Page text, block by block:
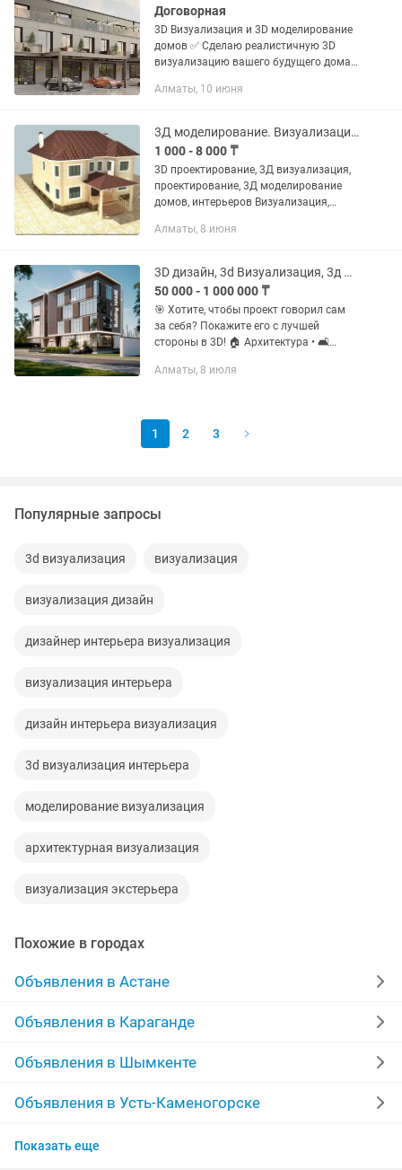
Договорная
3D Визуализация и 3D моделирование
домов ✅ Сделаю реалистичную 3D
визуализацию вашего будущего дома.
фото. ✅ Помогу «увидеть» проект до
Алматы, 10 июня
3Д моделирование. Визуализация.
1 000 - 8 000 ₸
3D проектирование, 3Д визуализация,
проектирование, 3Д моделирование
домов, интерьеров Визуализация,
кафе, ресторана, бутиков, магазинов,
Алматы, 8 июня
3D дизайн, 3d Визуализация, 3д Визуализатор
50 000 - 1 000 000 ₸
🎯 Хотите, чтобы проект говорил сам
за себя? Покажите его с лучшей
стороны в 3D! 🏠 Архитектура • 🛋️
Фотореализм ✅ Быстро ✅
Алматы, 8 июля
1 2 3
Популярные запросы
3d визуализация визуализация
визуализация дизайн
дизайнер интерьера визуализация
визуализация интерьера
дизайн интерьера визуализация
3d визуализация интерьера
моделирование визуализация
архитектурная визуализация
визуализация экстерьера
Похожие в городах
Объявления в Астане
Объявления в Караганде
Объявления в Шымкенте
Объявления в Усть-Каменогорске
Объявления в Актобе
Показать еще